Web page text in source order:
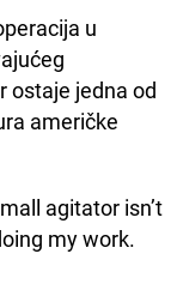
u
ostaje jedna od
američke
agitator isn’t
my work.